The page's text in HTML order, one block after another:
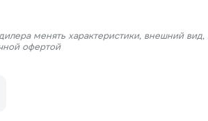
менять характеристики, внешний
офертой